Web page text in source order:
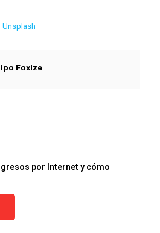
Unsplash
Foxize
por Internet y cómo